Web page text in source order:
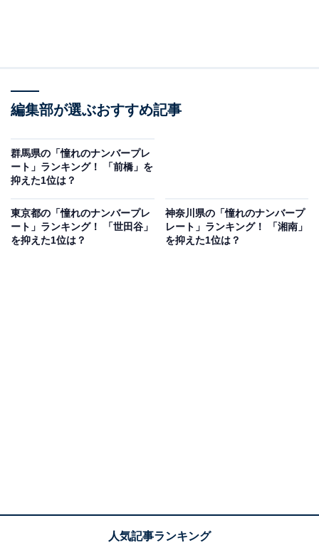
光スポット、リゾートホテルが集まる人気のエリアで
す。
回答者からは、「避暑地でも有名なので、那須ナンバー
だとその地域に居住しているのかな？ と気になる」（30
代女性／千葉県）、「優雅な感じがする」（40代女性／
東京都）、「那須に別荘がある人みたいだから」（30代
女性／新潟県）、「那須与一を連想するので、かっこい
いです」（30代女性／大阪府）などの声がありました。
1位：宇都宮／131票
編集部が選ぶおすすめ記事
群馬県の「憧れのナンバープレ
ート」ランキング！ 「前橋」を
抑えた1位は？
東京都の「憧れのナンバープレ
ート」ランキング！ 「世田谷」
を抑えた1位は？
神奈川県の「憧れのナンバープ
レート」ランキング！ 「湘南」
を抑えた1位は？